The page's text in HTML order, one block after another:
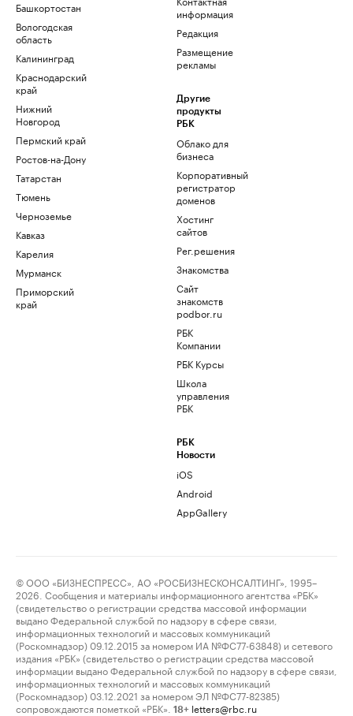
Башкортостан
Вологодская
область
Калининград
Краснодарский
край
Нижний
Новгород
Пермский край
Ростов-на-Дону
Татарстан
Тюмень
Черноземье
Кавказ
Карелия
Мурманск
Приморский
край
информация
Редакция
Размещение
рекламы
Другие
продукты
РБК
Облако для
бизнеса
Корпоративный
регистратор
доменов
Хостинг
сайтов
Рег.решения
Знакомства
Сайт
знакомств
podbor.ru
РБК
Компании
РБК Курсы
Школа
управления
РБК
РБК
Новости
iOS
Android
AppGallery
© ООО «БИЗНЕСПРЕСС», АО «РОСБИЗНЕСКОНСАЛТИНГ», 1995–
2026. Сообщения и материалы информационного агентства «РБК»
(свидетельство о регистрации средства массовой информации
выдано Федеральной службой по надзору в сфере связи,
информационных технологий и массовых коммуникаций
(Роскомнадзор) 09.12.2015 за номером ИА №ФС77-63848) и сетевого
издания «РБК» (свидетельство о регистрации средства массовой
информации выдано Федеральной службой по надзору в сфере связи,
информационных технологий и массовых коммуникаций
(Роскомнадзор) 03.12.2021 за номером ЭЛ №ФС77-82385)
сопровождаются пометкой «РБК».
18+ letters@rbc.ru